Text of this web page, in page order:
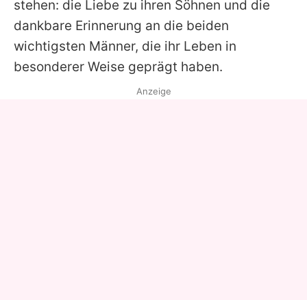
stehen: die Liebe zu ihren Söhnen und die
dankbare Erinnerung an die beiden
wichtigsten Männer, die ihr Leben in
besonderer Weise geprägt haben.
Anzeige